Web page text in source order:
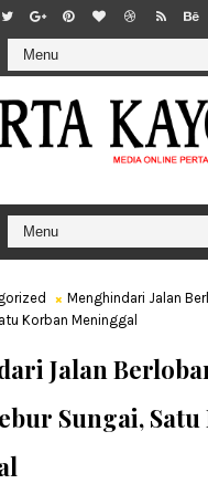
Menghindari Jalan
Korban Meninggal
Jalan
Sungai, Satu